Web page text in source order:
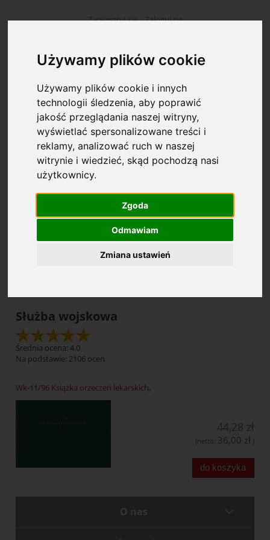
Używamy plików cookie
Używamy plików cookie i innych
technologii śledzenia, aby poprawić
jakość przeglądania naszej witryny,
wyświetlać spersonalizowane treści i
reklamy, analizować ruch w naszej
witrynie i wiedzieć, skąd pochodzą nasi
użytkownicy.
Zgoda
Odmawiam
Zmiana ustawień
Zarejestruj się Zaloguj się
Opcje przeglądania
Kategorie: Służba wojskowa
Dostępność: (wybierz)
Służba wojskowa
Średnia ocena: 4.0
Na podstawie: 2106 ocen
Wk-11/96 Książka orzeczeń lekarskich,
(netto: 36,00 zł )
do koszyka